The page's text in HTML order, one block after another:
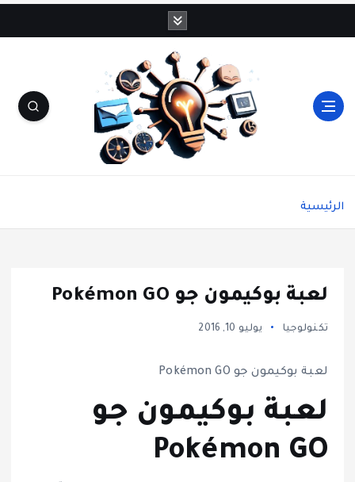
م
الموقع بتقديم مقالات عملية ونصائح يومية تركز على
بوضوح إلى أقسام ليسهل التنقل ويضمن تقديم تجربة
الرئيسية
لعبة بوكيمون جو Pokémon GO
تكنولوجيا يوليو 10, 2016
لعبة بوكيمون جو Pokémon GO
لعبة بوكيمون جو
Pokémon GO